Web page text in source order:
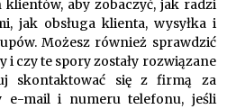
apartament z basenem dla
ago
aby zobaczyć, jak radzi
jak obsługa klienta, wysyłka i
Możesz również sprawdzić
i czy te spory zostały rozwiązane
skontaktować się z firmą za
e-mail i numeru telefonu, jeśli